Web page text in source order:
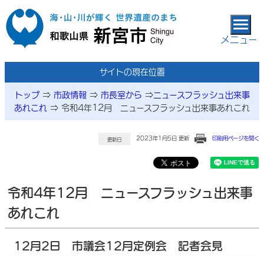
本文へ移動
メニュー
サイトの現在位置
トップ⇒ 市政情報⇒ 市長室から ⇒ニュースフラッシュ出来事
あれこれ ⇒ 令和4年12月 ニュースフラッシュ出来事あれこれ
更新日 2023年1月5日 更新 印刷用ページを開く
令和4年12月 ニュースフラッシュ出来事
あれこれ
12月2日 市議会12月定例会 記者会見